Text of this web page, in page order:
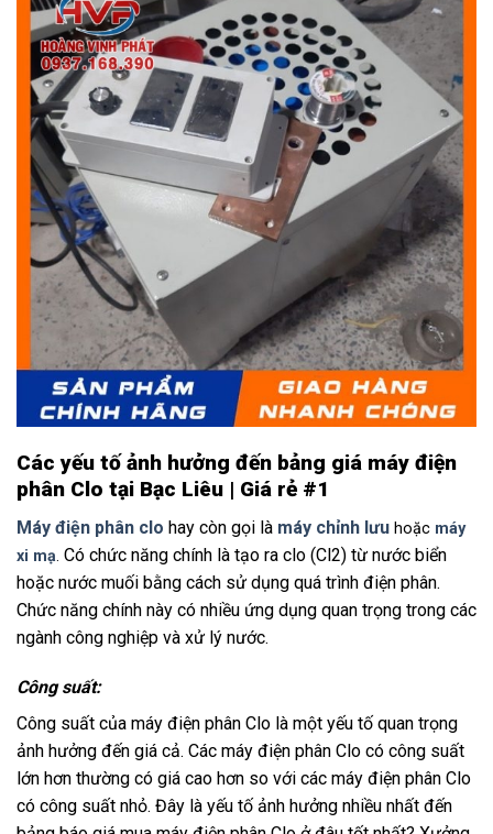
Các yếu tố ảnh hưởng đến bảng giá máy điện
phân Clo tại Bạc Liêu | Giá rẻ #1
Máy điện phân clo hay còn gọi là máy chỉnh lưu hoặc máy
xi mạ. Có chức năng chính là tạo ra clo (Cl2) từ nước biển
hoặc nước muối bằng cách sử dụng quá trình điện phân.
Chức năng chính này có nhiều ứng dụng quan trọng trong các
ngành công nghiệp và xử lý nước.
Công suất:
Công suất của máy điện phân Clo là một yếu tố quan trọng
ảnh hưởng đến giá cả. Các máy điện phân Clo có công suất
lớn hơn thường có giá cao hơn so với các máy điện phân Clo
có công suất nhỏ. Đây là yếu tố ảnh hưởng nhiều nhất đến